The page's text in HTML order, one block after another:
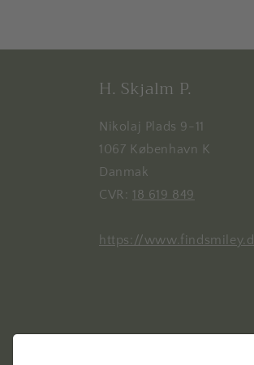
H. Skjalm P.
Nikolaj Plads 9-11
1067 København K
Danmak
CVR: 18 619 849
https://